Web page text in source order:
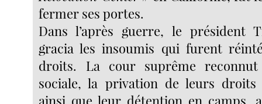
fermer ses portes.
Dans l’après guerre, le président
gracia les insoumis qui furent
droits. La cour suprême reconnut
sociale, la privation de leurs droits